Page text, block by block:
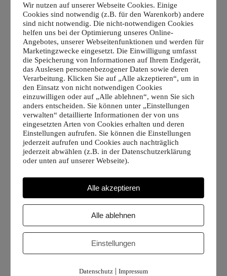
Title
Year
Nanna Geller Imagevideo
Buchwald Jewelry Fashion Show
Buchwald Jewelry Personal Work
Wir nutzen auf unserer Webseite Cookies. Einige
Cookies sind notwendig (z.B. für den Warenkorb) andere
sind nicht notwendig. Die nicht-notwendigen Cookies
helfen uns bei der Optimierung unseres Online-
Angebotes, unserer Webseitenfunktionen und werden für
Marketingzwecke eingesetzt. Die Einwilligung umfasst
die Speicherung von Informationen auf Ihrem Endgerät,
das Auslesen personenbezogener Daten sowie deren
Verarbeitung. Klicken Sie auf „Alle akzeptieren“, um in
den Einsatz von nicht notwendigen Cookies
einzuwilligen oder auf „Alle ablehnen“, wenn Sie sich
anders entscheiden. Sie können unter „Einstellungen
verwalten“ detaillierte Informationen der von uns
eingesetzten Arten von Cookies erhalten und deren
Einstellungen aufrufen. Sie können die Einstellungen
jederzeit aufrufen und Cookies auch nachträglich
jederzeit abwählen (z.B. in der Datenschutzerklärung
oder unten auf unserer Webseite).
Alle akzeptieren
Alle ablehnen
Einstellungen
Datenschutz| Impressum